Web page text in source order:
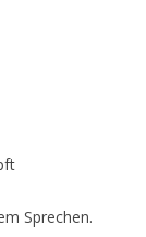
Sprechen.